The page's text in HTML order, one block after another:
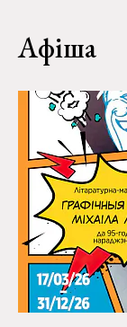
Афіша